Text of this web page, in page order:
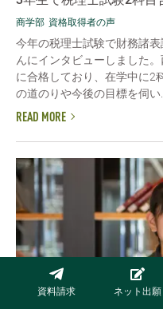
資料請求 ネット出願
商学部 資格取得者の声
今年の税理士試験で財務諸
んにインタビューしました
に合格しており、在学中に2
の道のりや今後の目標を伺い
READ MORE